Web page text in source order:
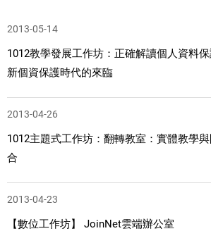
2013-05-14
1012教學發展工作坊：正確解讀個人資料
新個資保護時代的來臨
2013-04-26
1012主題式工作坊：翻轉教室：實體教學
合
2013-04-23
【數位工作坊】 JoinNet雲端辦公室